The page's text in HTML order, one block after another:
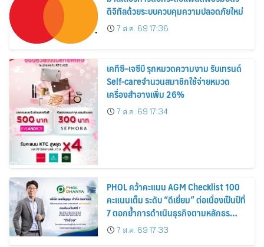
ดิจิทัลด้วยระบบควบคุมความปลอดภัยใหม่
7 ส.ค. 69 17:36
เคทีซี–เจซีบี รุกหมวดความงาม รับเทรนด์
Self-careจำนวนสมาชิกใช้จ่ายหมวด
เครื่องสำอางเพิ่ม 26%
7 ส.ค. 69 17:34
PHOL คว้าคะแนน AGM Checklist 100
คะแนนเต็ม ระดับ “ดีเยี่ยม” ต่อเนื่องเป็นปีที่
7 ตอกย้ำการดำเนินธุรกิจตามหลักธร
รมาภิบาล โปร่งใส สร้างความเชื่อมั่นผู้ถือ
หุ้น
7 ส.ค. 69 17:33